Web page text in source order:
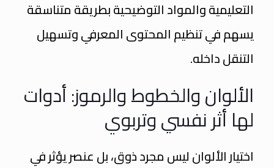
التعليمية والمواد التوضيحية بطريقة متناسقة
يسهم في تنظيم المحتوى المعرفي وتسهيل
التنقل داخله.
الألوان والخطوط والرموز: أدوات
لها أثر نفسي وتربوي
اختيار الألوان ليس مجرد ذوق، بل عنصر يؤثر في